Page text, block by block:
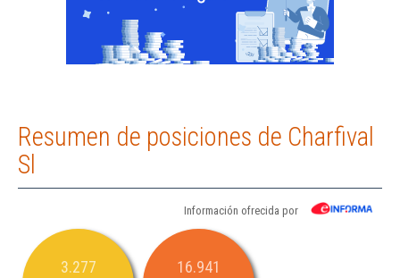
Resumen de posiciones de Charfival
Sl
Información ofrecida por
3.277 16.941